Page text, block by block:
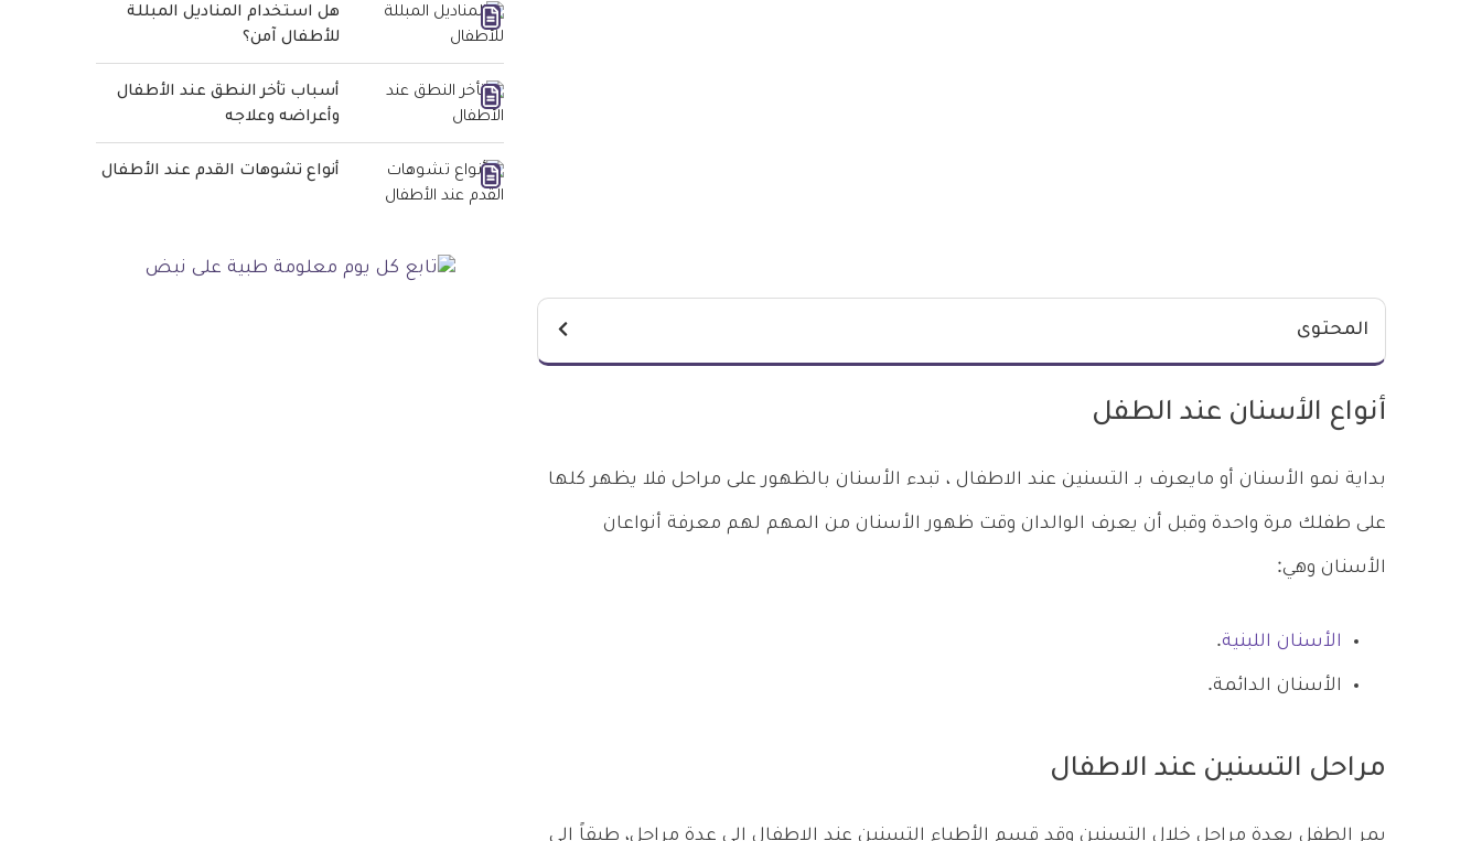
المحتوى
أنواع الأسنان عند الطفل
بداية نمو الأسنان أو مايعرف بـ التسنين عند الاطفال ، تبدء الأسنان بالظهور على مراحل فلا يظهر كلها
على طفلك مرة واحدة وقبل أن يعرف الوالدان وقت ظهور الأسنان من المهم لهم معرفة أنواعان
الأسنان وهي:
الأسنان اللبنية.
الأسنان الدائمة.
مراحل التسنين عند الاطفال
يمر الطفل بعدة مراحل خلال التسنين وقد قسم الأطباء التسنين عند الاطفال إلى عدة مراحل، طبقاً إلى
هل استخدام المناديل المبللة
للأطفال آمن؟
أسباب تأخر النطق عند الأطفال
وأعراضه وعلاجه
أنواع تشوهات القدم عند الأطفال